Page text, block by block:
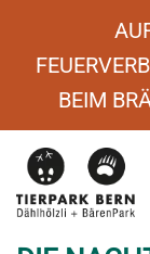
BEIM
› News ›